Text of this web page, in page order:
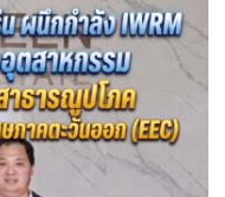
พา
แม่
เที่ยว
แก้
ปัญหา
ผู้
เร่ร่อน
สร้าง
ความ